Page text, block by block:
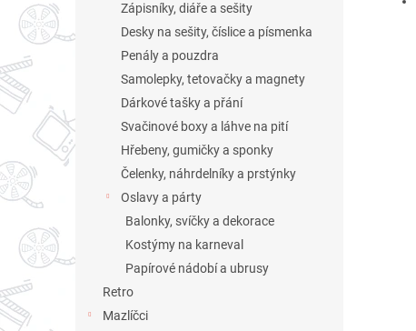
Zápisníky, diáře a sešity
Desky na sešity, číslice a písmenka
Penály a pouzdra
Samolepky, tetovačky a magnety
Dárkové tašky a přání
Svačinové boxy a láhve na pití
Hřebeny, gumičky a sponky
Čelenky, náhrdelníky a prstýnky
Oslavy a párty
Balonky, svíčky a dekorace
Kostýmy na karneval
Papírové nádobí a ubrusy
Retro
Mazlíčci